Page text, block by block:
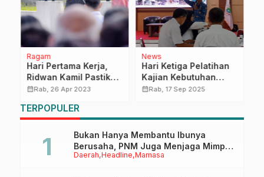
Ragam
Hari Pertama Kerja,
Ridwan Kamil Pastikan
Pelayanan Publik 100
calendar_monthRab, 26 Apr 2023
News
Hari Ketiga Pelatihan
Kajian Kebutuhan
Pascabencana, Fokus
calendar_monthRab, 17 Sep 2025
TERPOPULER
Daerah Headline Mamasa
Bukan Hanya Membantu Ibunya
Berusaha, PNM Juga Menjaga Mimpi
Anaknya Untuk Menggapai Cita-Cita